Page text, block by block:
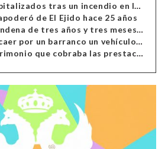
Madre e hijo hospitalizados tras un incendio en la cocina de una vivienda en Almería
de El Ejido hace 25 años
Confirmada la condena de tres años y tres meses al hombre de Antas acusado de xenofobia
Cinco heridos al caer por un barranco un vehículo en Alcolea
Detenido un matrimonio que cobraba las prestaciones de ilegales en Almería, Granada, Málaga, Huelva y Murcia